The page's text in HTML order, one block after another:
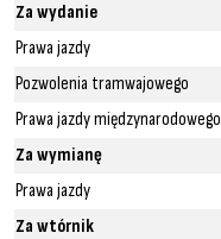
Za wydanie
Prawa jazdy
Pozwolenia tramwajowego
Prawa jazdy międzynarodowego
Za wymianę
Prawa jazdy
Za wtórnik